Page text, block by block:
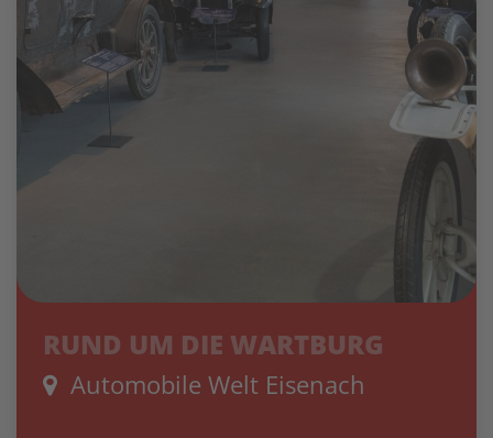
RUND UM DIE WARTBURG
Automobile Welt Eisenach